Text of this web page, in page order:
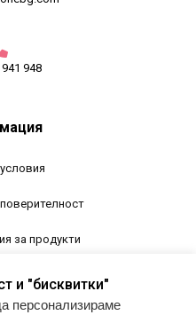
948
за продукти
и "бисквитки"
персонализираме